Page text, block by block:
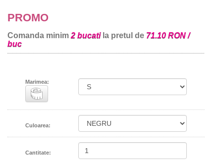
PROMO
Comanda minim 2 bucatila pretul de 71.10 RON /
buc
Marimea:
Culoarea:
Cantitate: